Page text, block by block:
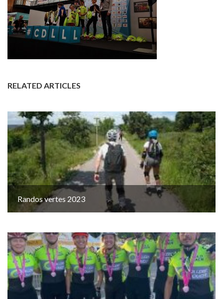
RELATED ARTICLES
Randos vertes 2023